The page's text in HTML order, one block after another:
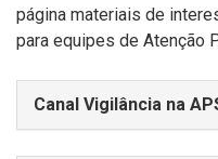
página materiais de
para equipes de Atenção
Canal Vigilância na